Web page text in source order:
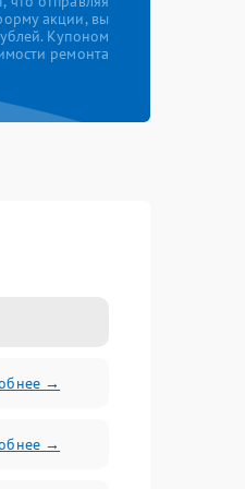
акции, вы
Купоном
ремонта
→
→